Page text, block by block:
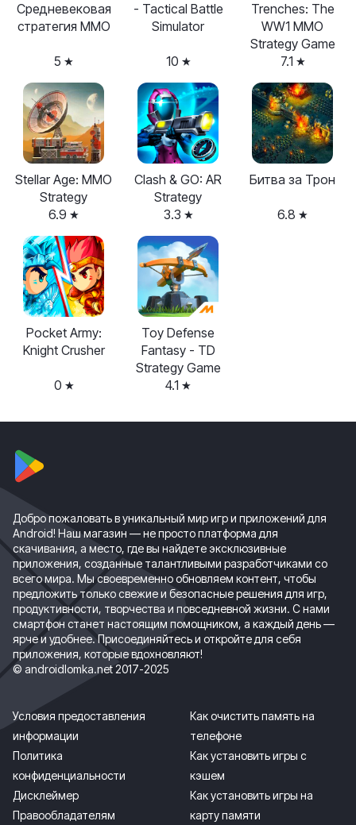
Средневековая
стратегия ММО
5
- Tactical Battle
Simulator
10
Trenches: The
WW1 MMO
Strategy Game
7.1
Stellar Age: MMO
Strategy
6.9
Clash & GO: AR
Strategy
3.3
Битва за Трон
6.8
Pocket Army:
Knight Crusher
0
Toy Defense
Fantasy - TD
Strategy Game
4.1
Добро пожаловать в уникальный мир игр и приложений для
Android! Наш магазин — не просто платформа для
скачивания, а место, где вы найдете эксклюзивные
приложения, созданные талантливыми разработчиками со
всего мира. Мы своевременно обновляем контент, чтобы
предложить только свежие и безопасные решения для игр,
продуктивности, творчества и повседневной жизни. С нами
смартфон станет настоящим помощником, а каждый день —
ярче и удобнее. Присоединяйтесь и откройте для себя
приложения, которые вдохновляют!
© androidlomka.net 2017-2025
Условия предоставления
информации
Политика
конфиденциальности
Дисклеймер
Правообладателям
Как очистить память на
телефоне
Как установить игры с
кэшем
Как установить игры на
карту памяти